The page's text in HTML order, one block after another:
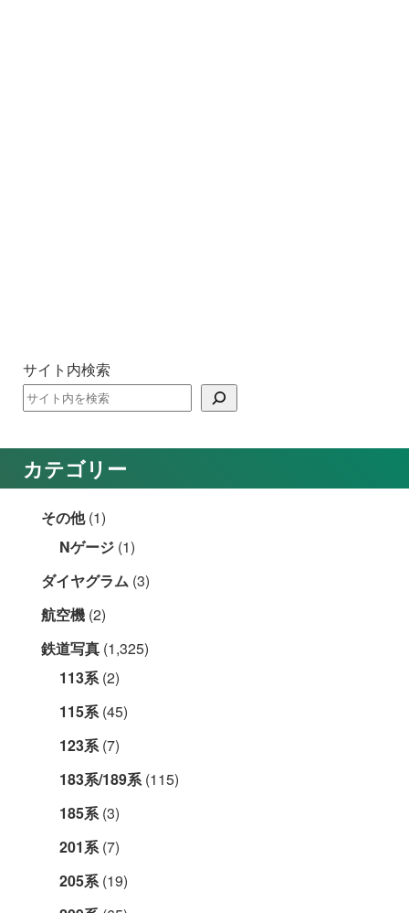
サイト内検索
カテゴリー
その他(1)
Nゲージ (1)
ダイヤグラム (3)
航空機 (2)
鉄道写真 (1,325)
113系(2)
115系(45)
123系(7)
183系/189系(115)
185系(3)
201系(7)
205系(19)